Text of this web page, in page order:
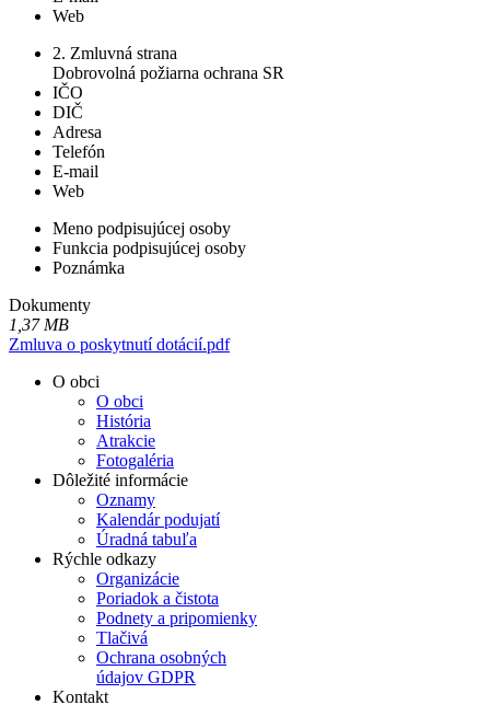
Web
2. Zmluvná strana
Dobrovolná požiarna ochrana SR
IČO
DIČ
Adresa
Telefón
E-mail
Web
Meno podpisujúcej osoby
Funkcia podpisujúcej osoby
Poznámka
Dokumenty
1,37 MB
Zmluva o poskytnutí dotácií.pdf
O obci
O obci
História
Atrakcie
Fotogaléria
Dôležité informácie
Oznamy
Kalendár podujatí
Úradná tabuľa
Rýchle odkazy
Organizácie
Poriadok a čistota
Podnety a pripomienky
Tlačivá
Ochrana osobných
údajov GDPR
Kontakt